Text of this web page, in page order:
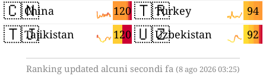
🇨🇳 120
China
🇹🇯 120
Tajikistan
🇹🇷 94
Turkey
🇺🇿 92
Uzbekistan
Ranking updated alcuni secondi fa (8 ago 2026 03:25)